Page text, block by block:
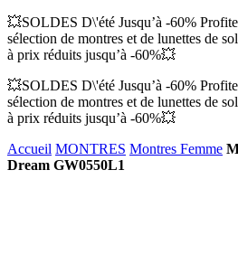
💥SOLDES D\'été Jusqu’à -60%
sélection de montres et de lunettes de
à prix réduits jusqu’à -60%💥
💥SOLDES D\'été Jusqu’à -60%
sélection de montres et de lunettes de
à prix réduits jusqu’à -60%💥
Accueil MONTRES Montres Femme
Dream GW0550L1